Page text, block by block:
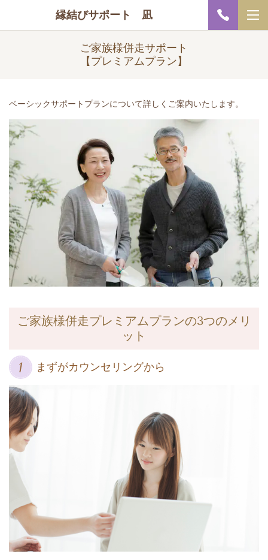
縁結びサポート 凪
ご家族様併走サポート
【プレミアムプラン】
ベーシックサポートプランについて詳しくご案内いたします。
ご家族様併走プレミアムプランの3つのメリ
ット
まずがカウンセリングから